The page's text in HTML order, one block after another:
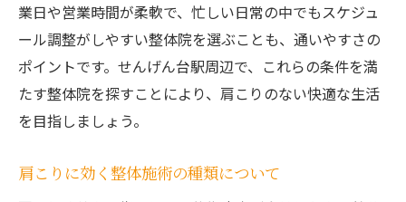
業日や営業時間が柔軟で、忙しい日常の中でもスケジュ
ール調整がしやすい整体院を選ぶことも、通いやすさの
ポイントです。せんげん台駅周辺で、これらの条件を満
たす整体院を探すことにより、肩こりのない快適な生活
を目指しましょう。
肩こりに効く整体施術の種類について